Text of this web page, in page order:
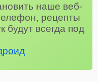
наше веб-
рецепты
будут всегда под